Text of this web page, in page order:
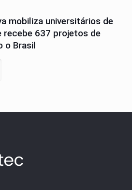
mobiliza universitários de
recebe 637 projetos de
o Brasil